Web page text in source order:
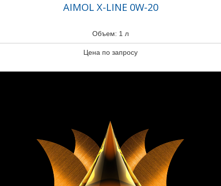
AIMOL X-LINE 0W-20
Объем: 1 л
Цена по запросу